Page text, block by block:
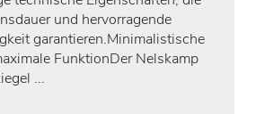
und hervorragende
garantieren.Minimalistische
FunktionDer Nelskamp
...